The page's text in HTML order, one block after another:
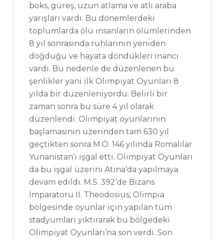
boks, güreş, uzun atlama ve atlı araba
yarışları vardı. Bu dönemlerdeki
toplumlarda ölü insanların ölümlerinden
8 yıl sonrasında ruhlarının yeniden
doğduğu ve hayata döndükleri inancı
vardı. Bu nedenle de düzenlenen bu
şenlikler yani ilk Olimpiyat Oyunları 8
yılda bir düzenleniyordu. Belirli bir
zaman sonra bu süre 4 yıl olarak
düzenlendi. Olimpiyat oyunlarının
başlamasının üzerinden tam 630 yıl
geçtikten sonra M.Ö. 146 yılında Romalılar
Yunanistan’ı işgal etti. Olimpiyat Oyunları
da bu işgal üzerini Atina’da yapılmaya
devam edildi. M.S. 392’de Bizans
İmparatoru II. Theodosius, Olimpia
bölgesinde oyunlar için yapılan tüm
stadyumları yıktırarak bu bölgedeki
Olimpiyat Oyunları’na son verdi. Son